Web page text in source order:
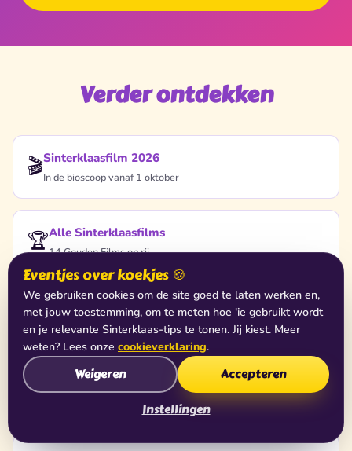
Verder ontdekken
🎬Sinterklaasfilm 2026
In de bioscoop vanaf 1 oktober
🏆Alle Sinterklaasfilms
14 Gouden Films op rij
🥇Gouden Films
Records & awards
🎵 Muziek & liedjes
Eventjes over koekjes 🍪
We gebruiken cookies om de site goed te laten werken en,
met jouw toestemming, om te meten hoe 'ie gebruikt wordt
en je relevante Sinterklaas-tips te tonen. Jij kiest. Meer
weten? Lees onze cookieverklaring.
Instellingen
Weigeren Accepteren